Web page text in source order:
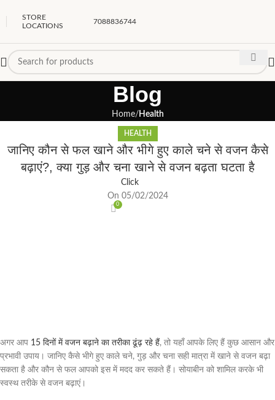
STORE
LOCATIONS
7088836744
Blog
Home Health
HEALTH
जानिए कौन से फल खाने और भीगे हुए काले चने से वजन कैसे
बढ़ाएं?, क्या गुड़ और चना खाने से वजन बढ़ता घटता है
Click
On 05/02/2024
0
अगर आप 15 दिनों में वजन बढ़ाने का तरीका ढूंढ़ रहे हैं, तो यहाँ आपके लिए हैं कुछ आसान और
प्रभावी उपाय। जानिए कैसे भीगे हुए काले चने, गुड़ और चना सही मात्रा में खाने से वजन बढ़ा
सकता है और कौन से फल आपको इस में मदद कर सकते हैं। सोयाबीन को शामिल करके भी
स्वस्थ तरीके से वजन बढ़ाएं।